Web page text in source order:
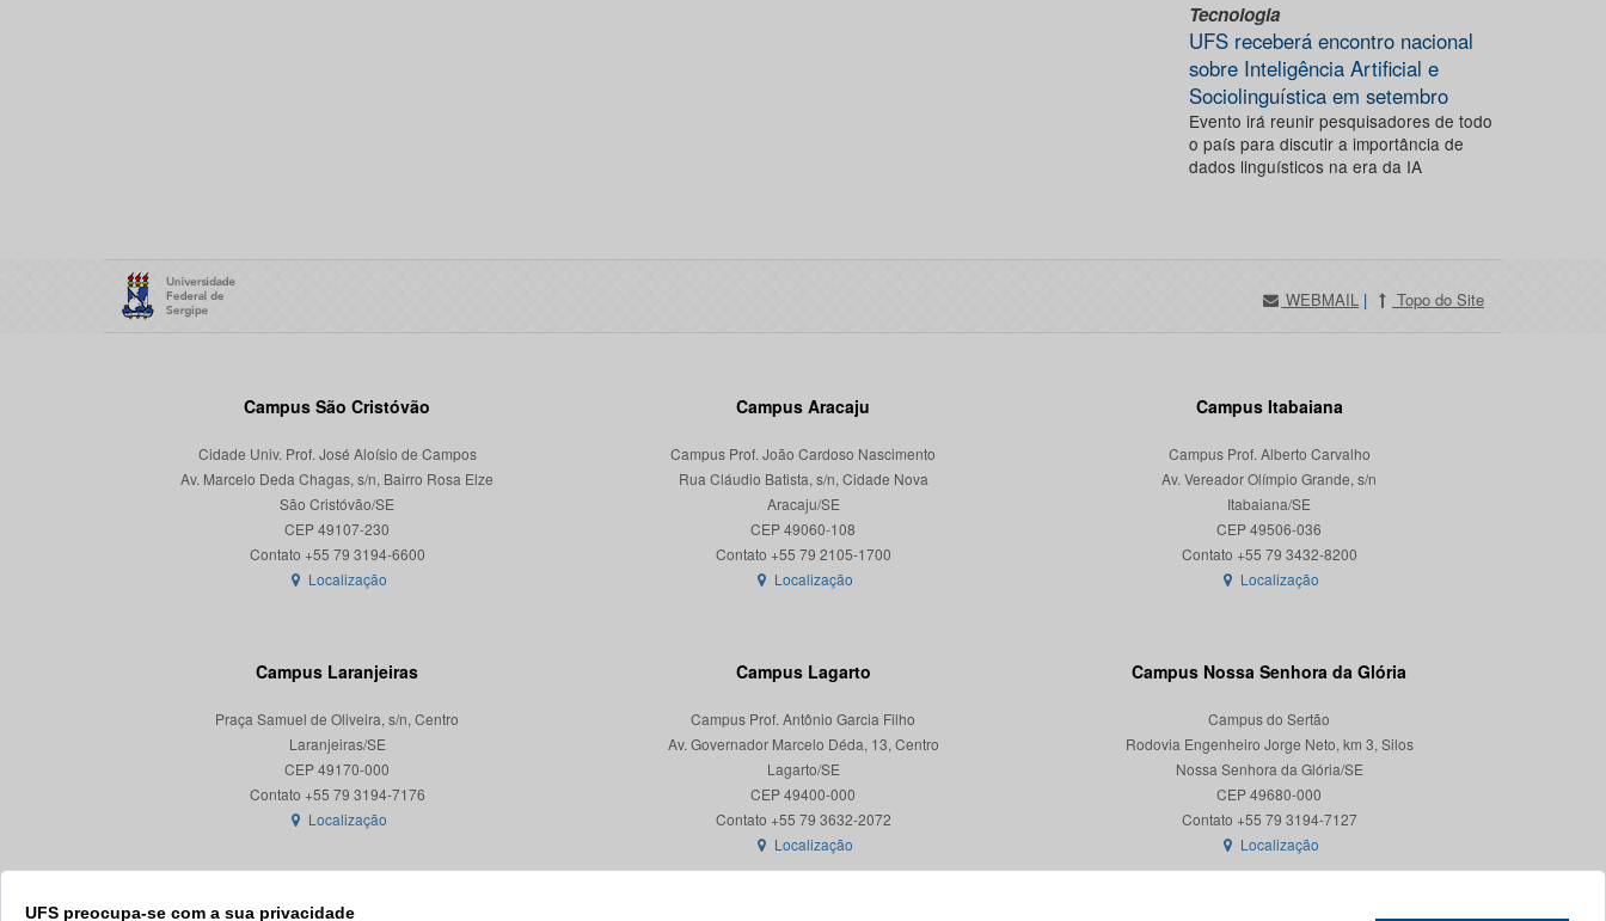
UFS preocupa-se com a sua privacidade
Tecnologia
UFS receberá encontro nacional
sobre Inteligência Artificial e
Sociolinguística em setembro
Evento irá reunir pesquisadores de todo
o país para discutir a importância de
dados linguísticos na era da IA
WEBMAIL | Topo do Site
Campus São Cristóvão
Cidade Univ. Prof. José Aloísio de Campos
Av. Marcelo Deda Chagas, s/n, Bairro Rosa Elze
São Cristóvão/SE
CEP 49107-230
Localização
Campus Aracaju
Campus Prof. João Cardoso Nascimento
Rua Cláudio Batista, s/n, Cidade Nova
Aracaju/SE
CEP 49060-108
Localização
Campus Itabaiana
Campus Prof. Alberto Carvalho
Av. Vereador Olímpio Grande, s/n
Itabaiana/SE
CEP 49506-036
Localização
Campus Laranjeiras
Praça Samuel de Oliveira, s/n, Centro
Laranjeiras/SE
CEP 49170-000
Localização
Campus Lagarto
Campus Prof. Antônio Garcia Filho
Av. Governador Marcelo Déda, 13, Centro
Lagarto/SE
CEP 49400-000
Localização
Campus Nossa Senhora da Glória
Campus do Sertão
Rodovia Engenheiro Jorge Neto, km 3, Silos
Nossa Senhora da Glória/SE
CEP 49680-000
Contato +55 79 3194-7127
Localização